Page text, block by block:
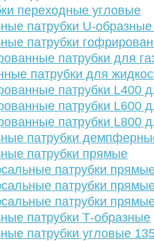
переходные угловые
патрубки U-
патрубки
патрубки для
патрубки для
патрубки L400
патрубки L600
патрубки L800
патрубки
патрубки прямые
патрубки
патрубки
патрубки
патрубки Т-образные
патрубки угловые